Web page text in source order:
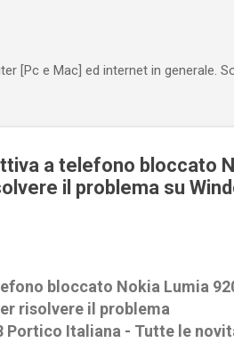
[Pc e Mac] ed internet in generale.
a telefono bloccato
il problema su
bloccato Nokia Lumia
risolvere il problema
Portico Italiana - Tutte le